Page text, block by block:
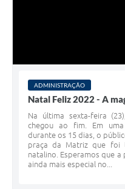
ADMINISTRAÇÃO
Natal Feliz 2022 - A
Na última sexta-feira
chegou ao fim. Em
durante os 15 dias, o
praça da Matriz que foi
natalino. Esperamos que
ainda mais especial no...